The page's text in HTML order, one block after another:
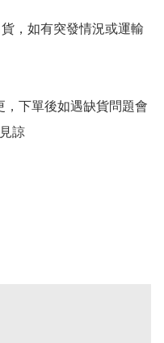
，如有突發情況或運輸
下單後如遇缺貨問題會
諒